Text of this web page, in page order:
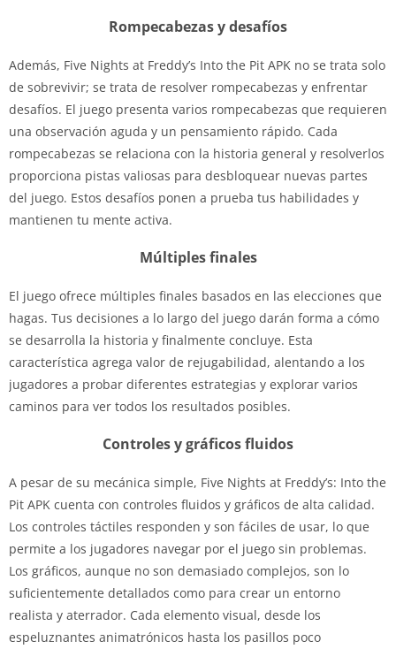
Rompecabezas y desafíos
Además, Five Nights at Freddy’s Into the Pit APK no se trata solo
de sobrevivir; se trata de resolver rompecabezas y enfrentar
desafíos. El juego presenta varios rompecabezas que requieren
una observación aguda y un pensamiento rápido. Cada
rompecabezas se relaciona con la historia general y resolverlos
proporciona pistas valiosas para desbloquear nuevas partes
del juego. Estos desafíos ponen a prueba tus habilidades y
mantienen tu mente activa.
Múltiples finales
El juego ofrece múltiples finales basados ​​en las elecciones que
hagas. Tus decisiones a lo largo del juego darán forma a cómo
se desarrolla la historia y finalmente concluye. Esta
característica agrega valor de rejugabilidad, alentando a los
jugadores a probar diferentes estrategias y explorar varios
caminos para ver todos los resultados posibles.
Controles y gráficos fluidos
A pesar de su mecánica simple, Five Nights at Freddy’s: Into the
Pit APK cuenta con controles fluidos y gráficos de alta calidad.
Los controles táctiles responden y son fáciles de usar, lo que
permite a los jugadores navegar por el juego sin problemas.
Los gráficos, aunque no son demasiado complejos, son lo
suficientemente detallados como para crear un entorno
realista y aterrador. Cada elemento visual, desde los
espeluznantes animatrónicos hasta los pasillos poco